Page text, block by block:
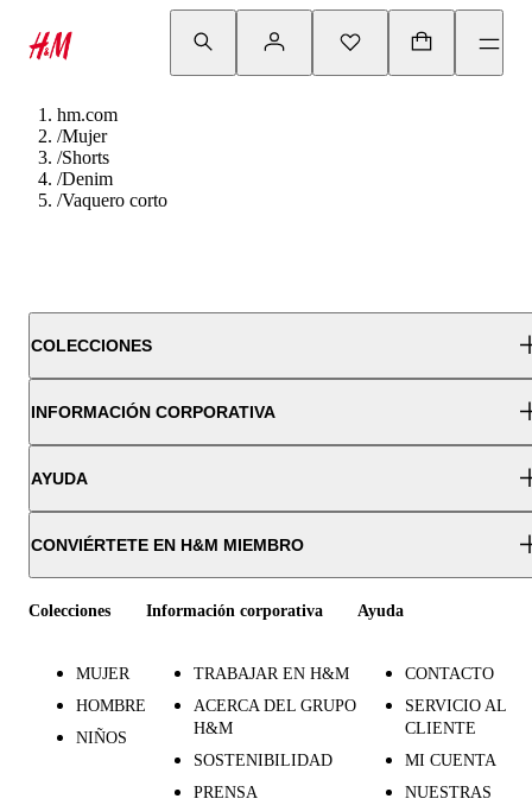
hm.com
/Mujer
/Shorts
/Denim
/Vaquero corto
COLECCIONES
INFORMACIÓN CORPORATIVA
AYUDA
CONVIÉRTETE EN H&M MIEMBRO
Colecciones
MUJER
HOMBRE
NIÑOS
Información corporativa
TRABAJAR EN H&M
ACERCA DEL GRUPO
H&M
SOSTENIBILIDAD
PRENSA
Ayuda
CONTACTO
SERVICIO AL
CLIENTE
MI CUENTA
NUESTRAS